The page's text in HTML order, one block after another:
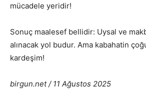
mücadele yeridir!
Sonuç maalesef bellidir: Uysal ve
alınacak yol budur. Ama kabahatin
kardeşim!
birgun.net / 11 Ağustos 2025